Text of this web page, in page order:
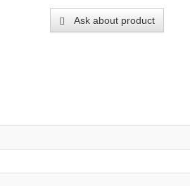
Ask about product